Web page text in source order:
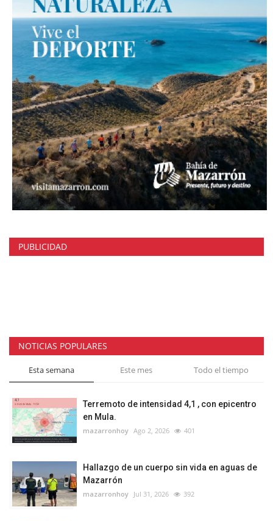
PUBLICIDAD
NOTICIAS POPULARES
Esta semana Este mes Todo el tiempo
Terremoto de intensidad 4,1 , con epicentro
en Mula.
mazarronhoy Ago 2, 2026 401
Hallazgo de un cuerpo sin vida en aguas de
Mazarrón
mazarronhoy Jul 31, 2026 392